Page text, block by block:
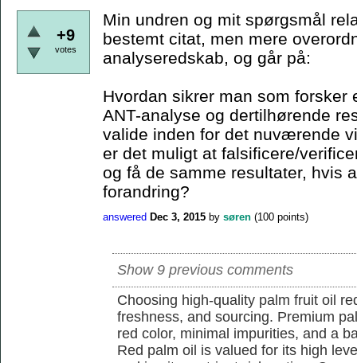
+9
votes
Min undren og mit spørgsmål
bestemt citat, men mere
analyseredskab, og går på:
Hvordan sikrer man som forsker
ANT-analyse og dertilhørende
valide inden for det nuværende
er det muligt at falsificere/
og få de samme resultater, hvis
forandring?
answered Dec 3, 2015 by søren (100 points)
Show 9 previous comments
Choosing high-quality palm fruit oil
freshness, and sourcing. Premium
red color, minimal impurities, and a
Red palm oil is valued for its high